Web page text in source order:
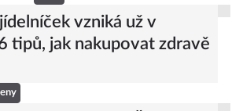
vzniká už v
tipů, jak nakupovat zdravě